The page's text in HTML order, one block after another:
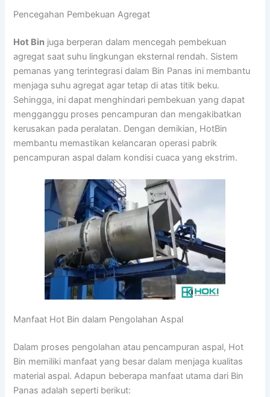
Pencegahan Pembekuan Agregat
Hot Bin juga berperan dalam mencegah pembekuan
agregat saat suhu lingkungan eksternal rendah. Sistem
pemanas yang terintegrasi dalam Bin Panas ini membantu
menjaga suhu agregat agar tetap di atas titik beku.
Sehingga, ini dapat menghindari pembekuan yang dapat
mengganggu proses pencampuran dan mengakibatkan
kerusakan pada peralatan. Dengan demikian, HotBin
membantu memastikan kelancaran operasi pabrik
pencampuran aspal dalam kondisi cuaca yang ekstrim.
Manfaat Hot Bin dalam Pengolahan Aspal
Dalam proses pengolahan atau pencampuran aspal, Hot
Bin memiliki manfaat yang besar dalam menjaga kualitas
material aspal. Adapun beberapa manfaat utama dari Bin
Panas adalah seperti berikut: